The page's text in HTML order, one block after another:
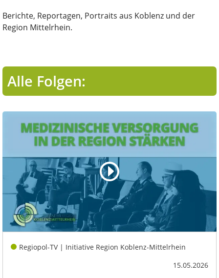
Berichte, Reportagen, Portraits aus Koblenz und der
Region Mittelrhein.
Alle Folgen:
Regiopol-TV | Initiative Region Koblenz-Mittelrhein
15.05.2026